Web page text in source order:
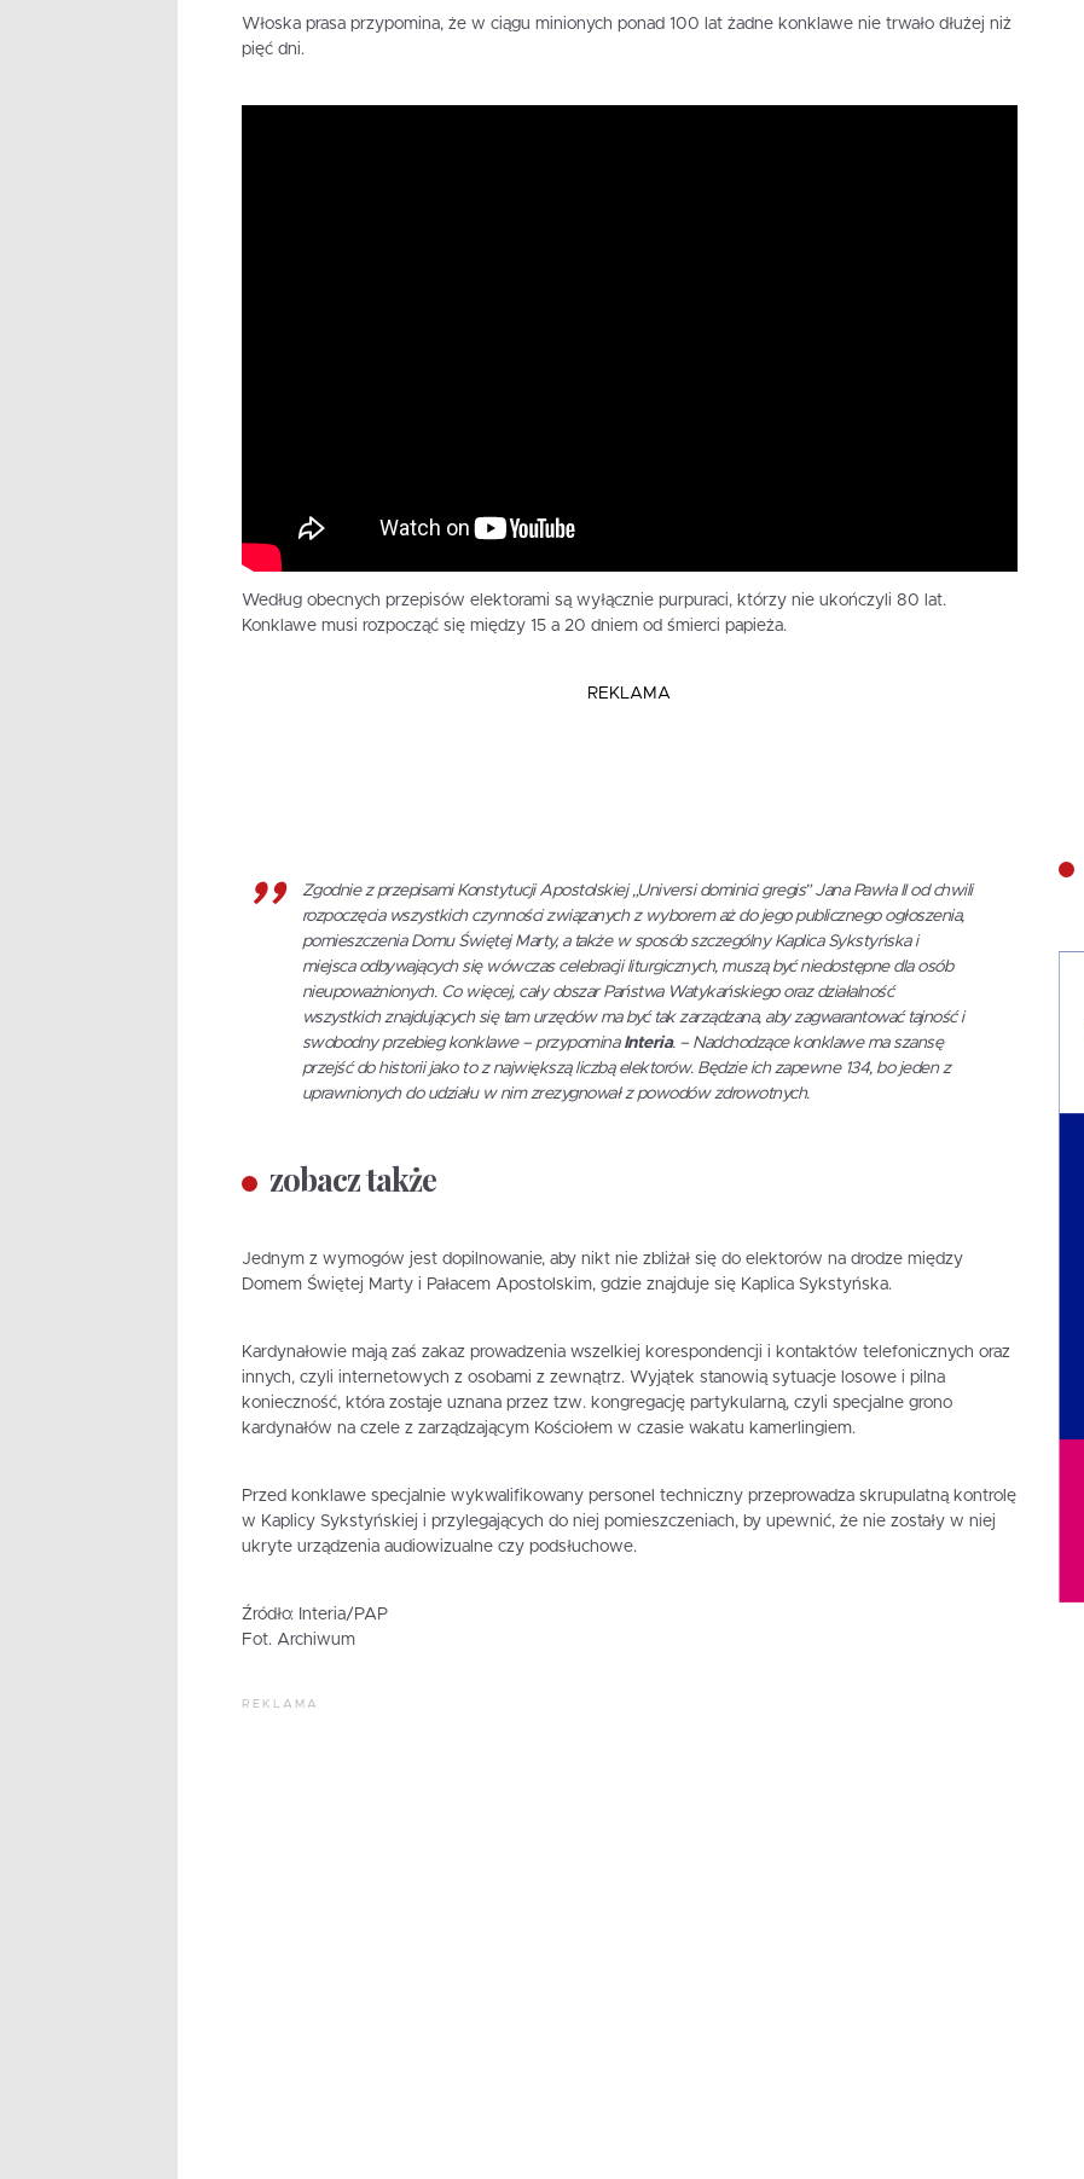
Włoska prasa przypomina, że w ciągu minionych ponad 100 lat żadne konklawe nie trwało dłużej niż
pięć dni.
Według obecnych przepisów elektorami są wyłącznie purpuraci, którzy nie ukończyli 80 lat.
Konklawe musi rozpocząć się między 15 a 20 dniem od śmierci papieża.
REKLAMA
Zgodnie z przepisami Konstytucji Apostolskiej „Universi dominici gregis” Jana Pawła II od chwili
rozpoczęcia wszystkich czynności związanych z wyborem aż do jego publicznego ogłoszenia,
pomieszczenia Domu Świętej Marty, a także w sposób szczególny Kaplica Sykstyńska i
miejsca odbywających się wówczas celebracji liturgicznych, muszą być niedostępne dla osób
nieupoważnionych. Co więcej, cały obszar Państwa Watykańskiego oraz działalność
wszystkich znajdujących się tam urzędów ma być tak zarządzana, aby zagwarantować tajność i
swobodny przebieg konklawe – przypominaInteria. – Nadchodzące konklawe ma szansę
przejść do historii jako to z największą liczbą elektorów. Będzie ich zapewne 134, bo jeden z
uprawnionych do udziału w nim zrezygnował z powodów zdrowotnych.
zobacz także
Jednym z wymogów jest dopilnowanie, aby nikt nie zbliżał się do elektorów na drodze między
Domem Świętej Marty i Pałacem Apostolskim, gdzie znajduje się Kaplica Sykstyńska.
Kardynałowie mają zaś zakaz prowadzenia wszelkiej korespondencji i kontaktów telefonicznych oraz
innych, czyli internetowych z osobami z zewnątrz. Wyjątek stanowią sytuacje losowe i pilna
konieczność, która zostaje uznana przez tzw. kongregację partykularną, czyli specjalne grono
kardynałów na czele z zarządzającym Kościołem w czasie wakatu kamerlingiem.
Przed konklawe specjalnie wykwalifikowany personel techniczny przeprowadza skrupulatną kontrolę
w Kaplicy Sykstyńskiej i przylegających do niej pomieszczeniach, by upewnić, że nie zostały w niej
ukryte urządzenia audiowizualne czy podsłuchowe.
Źródło: Interia/PAP
Fot. Archiwum
REKLAMA